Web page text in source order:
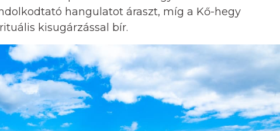
hangulatot áraszt, míg a Kő-hegy
kisugárzással bír.